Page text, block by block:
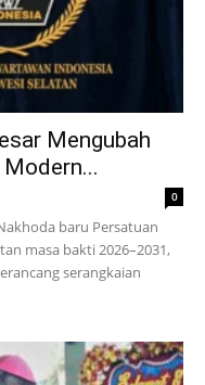
Mengubah
0
baru Persatuan
masa bakti 2026–2031,
serangkaian